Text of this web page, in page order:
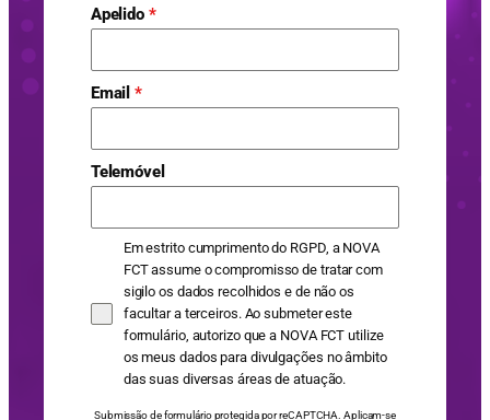
Apelido *
Email*
Telemóvel
Em estrito cumprimento do RGPD, a NOVA
FCT assume o compromisso de tratar com
sigilo os dados recolhidos e de não os
facultar a terceiros. Ao submeter este
formulário, autorizo que a NOVA FCT utilize
os meus dados para divulgações no âmbito
das suas diversas áreas de atuação.
Submissão de formulário protegida por reCAPTCHA. Aplicam-se